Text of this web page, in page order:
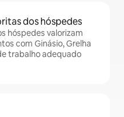
dos hóspedes
hóspedes valorizam
com Ginásio, Grelha
trabalho adequado